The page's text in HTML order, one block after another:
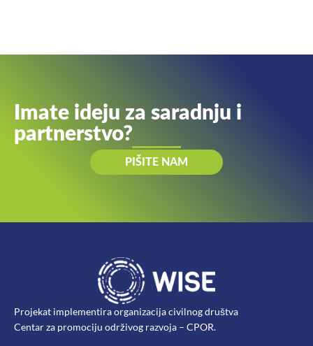
Imate ideju za saradnju i
partnerstvo?
PIŠITE NAM
Projekat implementira organizacija civilnog društva
Centar za promociju održivog razvoja – CPOR.